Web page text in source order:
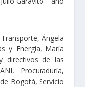
Ángela
y Energía, María
directivos de las
Procuraduría,
Bogotá, Servicio